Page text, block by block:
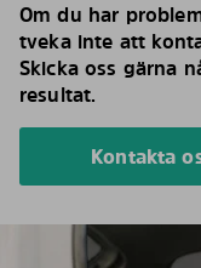
Om du har
tveka inte att
Skicka oss gärna
resultat.
Kontakta